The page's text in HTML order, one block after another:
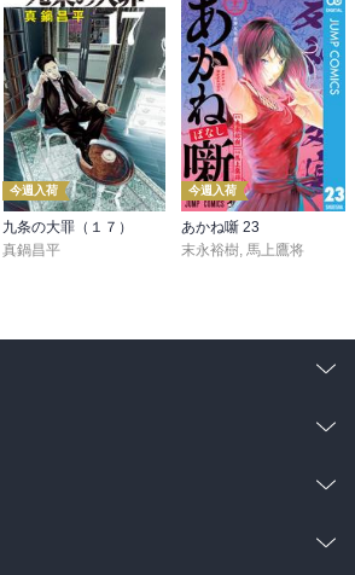
今週入荷
九条の大罪（１７）
真鍋昌平
今週入荷
あかね噺 23
末永裕樹 馬上鷹将